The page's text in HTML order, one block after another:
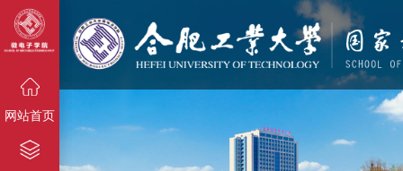
{栏目名
称}
网站首页